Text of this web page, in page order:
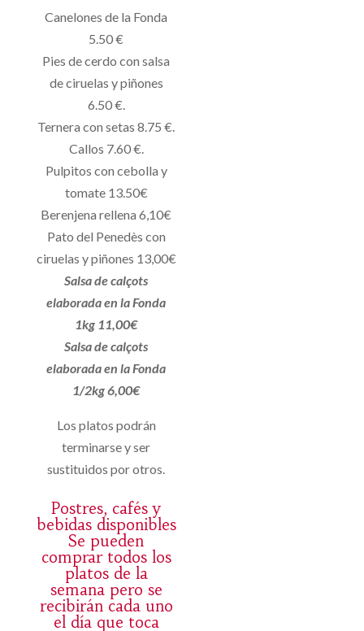
Canelones de la Fonda
5.50 €
Pies de cerdo con salsa
de ciruelas y piñones
6.50 €.
Ternera con setas 8.75 €.
Callos 7.60 €.
Pulpitos con cebolla y
tomate 13.50€
Berenjena rellena 6,10€
Pato del Penedès con
ciruelas y piñones 13,00€
Salsa de calçots
elaborada en la Fonda
1kg 11,00€
Salsa de calçots
elaborada en la Fonda
1/2kg 6,00€
Los platos podrán
terminarse y ser
sustituidos por otros.
Postres, cafés y
bebidas disponibles
Se pueden
comprar todos los
platos de la
semana pero se
recibirán cada uno
el día que toca